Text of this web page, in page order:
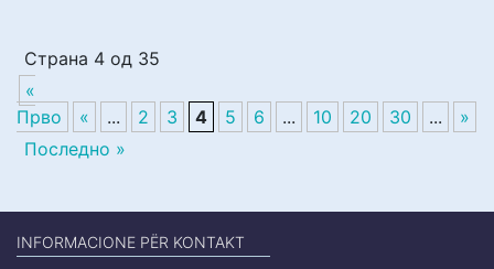
Страна 4 од 35
«
Прво
« ... 2 3 4 5 6 ... 10 20 30 ...
»
Последно »
INFORMACIONE PËR KONTAKT